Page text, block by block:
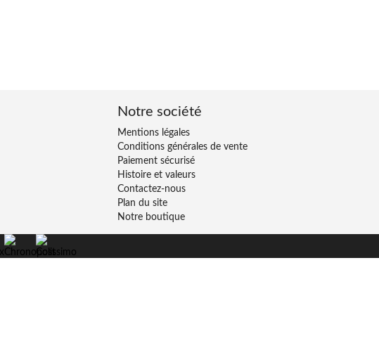
Notre société
Mentions légales
Conditions générales de vente
Paiement sécurisé
Histoire et valeurs
Contactez-nous
Plan du site
Notre boutique